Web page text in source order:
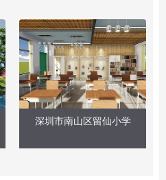
深圳市南山区留仙小学